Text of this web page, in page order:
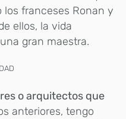
los franceses Ronan y
ellos, la vida
gran maestra.
o arquitectos que
anteriores, tengo